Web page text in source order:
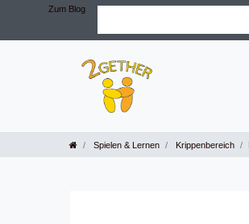
Zum Blog
Spielen & Lernen Krippenbereich